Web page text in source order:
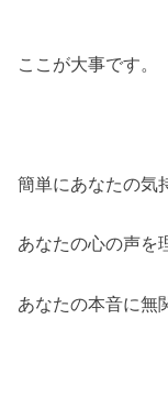
ここが大事です。
簡単にあなたの気
あなたの心の声を
あなたの本音に無